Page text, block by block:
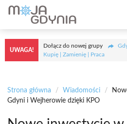
Przejdź
treści
UWAGA!
Dołącz do nowej grupy
Kupię | Zamienię | Praca
Strona główna / Wiadomości /
Gdyni i Wejherowie dzięki KPO